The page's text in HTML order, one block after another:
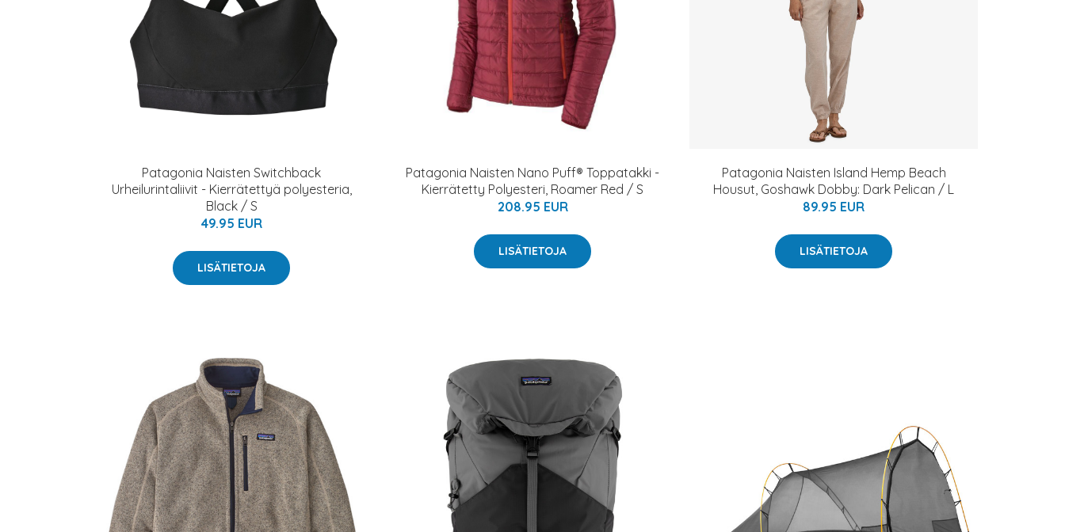
Patagonia Naisten Switchback
Urheilurintaliivit - Kierrätettyä polyesteria,
Black / S
49.95 EUR
LISÄTIETOJA
Patagonia Naisten Nano Puff® Toppatakki -
Kierrätetty Polyesteri, Roamer Red / S
208.95 EUR
LISÄTIETOJA
Patagonia Naisten Island Hemp Beach
Housut, Goshawk Dobby: Dark Pelican / L
89.95 EUR
LISÄTIETOJA